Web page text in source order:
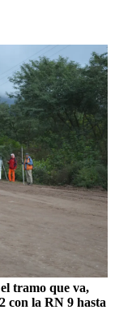
tramo que va,
con la RN 9 hasta